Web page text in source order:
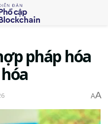
pháp hóa
AA